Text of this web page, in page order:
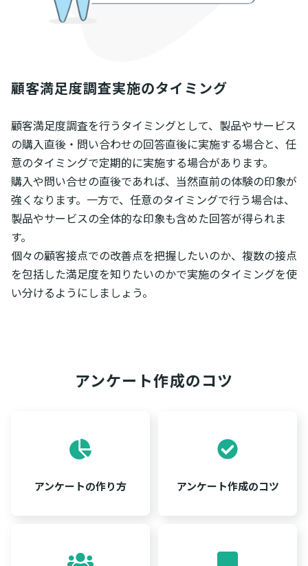
顧客満足度調査実施のタイミング
顧客満足度調査を行うタイミングとして、製品やサービス
の購入直後・問い合わせの回答直後に実施する場合と、任
意のタイミングで定期的に実施する場合があります。
購入や問い合せの直後であれば、当然直前の体験の印象が
強くなります。一方で、任意のタイミングで行う場合は、
製品やサービスの全体的な印象も含めた回答が得られま
す。
個々の顧客接点での改善点を把握したいのか、複数の接点
を包括した満足度を知りたいのかで実施のタイミングを使
い分けるようにしましょう。
アンケート作成のコツ
アンケートの作り方 アンケート作成のコツ